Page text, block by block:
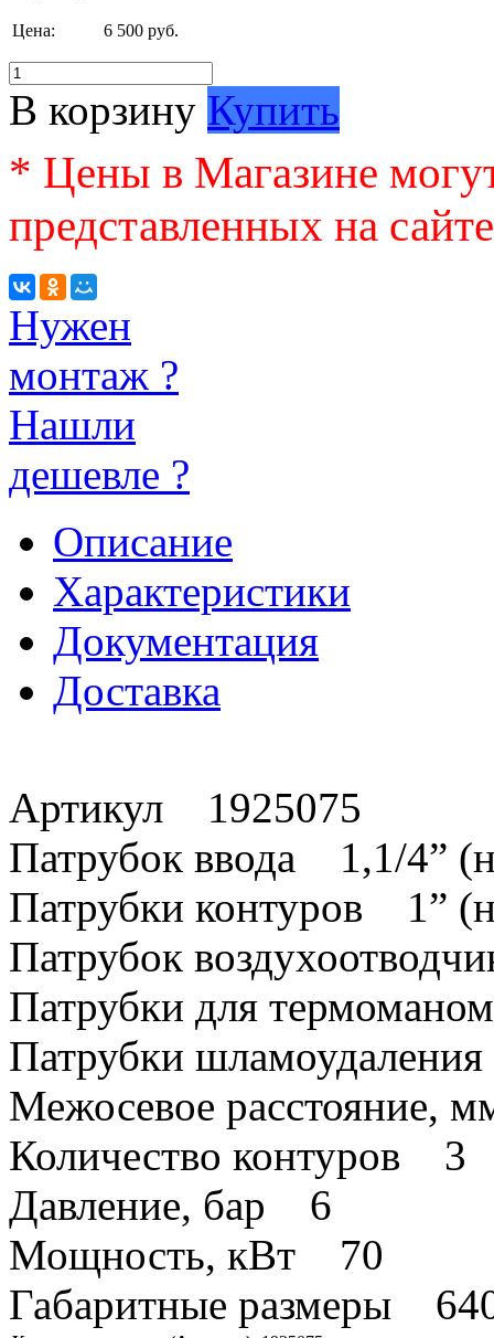
Цена: 6 500 руб.
В корзину Купить
* Цены в Магазине
представленных на сайте
Нужен
монтаж ?
Нашли
дешевле ?
Описание
Характеристики
Документация
Доставка
Артикул 1925075
Патрубок ввода 1,1/4”
Патрубки контуров 1”
Патрубок
Патрубки для
Патрубки
Межосевое расстояние,
Количество контуров 3
Давление, бар 6
Мощность, кВт 70
Габаритные размеры